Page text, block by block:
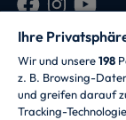
Ihre
Wir und unsere198
z. B. Browsing-
und greifen darauf
Tracking-